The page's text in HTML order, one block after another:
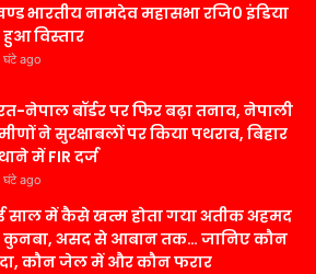
भारतीय नामदेव महासभा रजि0 इंडिया
विस्तार
घंटे ago
नेपाल बॉर्डर पर फिर बढ़ा तनाव, नेपाली
ने सुरक्षाबलों पर किया पथराव, बिहार
में FIR दर्ज
घंटे ago
साल में कैसे खत्म होता गया अतीक अहमद
कुनबा, असद से आबान तक… जानिए कौन
कौन जेल में और कौन फरार